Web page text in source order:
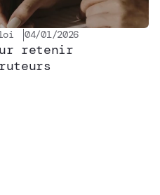
04/01/2026
retenir